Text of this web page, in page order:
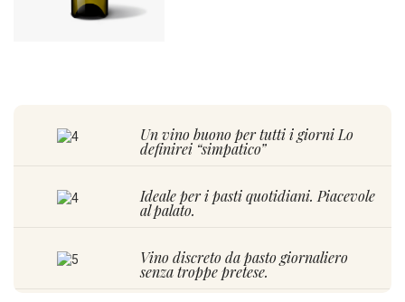
Un vino buono per tutti i giorni Lo
definirei “simpatico”
Ideale per i pasti quotidiani. Piacevole
al palato.
Vino discreto da pasto giornaliero
senza troppe pretese.